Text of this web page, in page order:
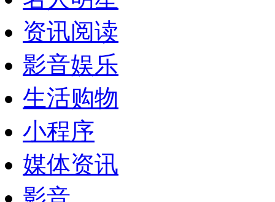
资讯阅读
影音娱乐
生活购物
小程序
媒体资讯